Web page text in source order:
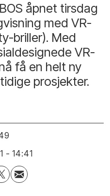
åpnet tirsdag
med VR-
briller). Med
VR-
få en helt ny
prosjekter.
- 14:41